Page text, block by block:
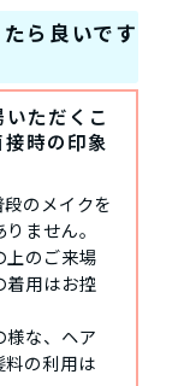
ら良いです
ただくこ
時の印象
のメイクを
ません。
上のご来場
着用はお控
様な、ヘア
料の利用は